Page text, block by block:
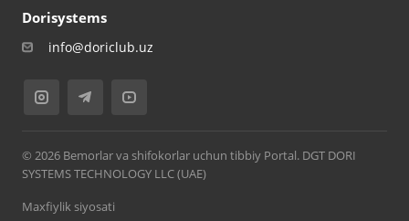
Dorisystems
info@doriclub.uz
© 2026 Bemorlar va shifokorlar uchun tibbiy Portal. DGT DORI
SYSTEMS TECHNOLOGY LLC (UAE)
Maxfiylik siyosati